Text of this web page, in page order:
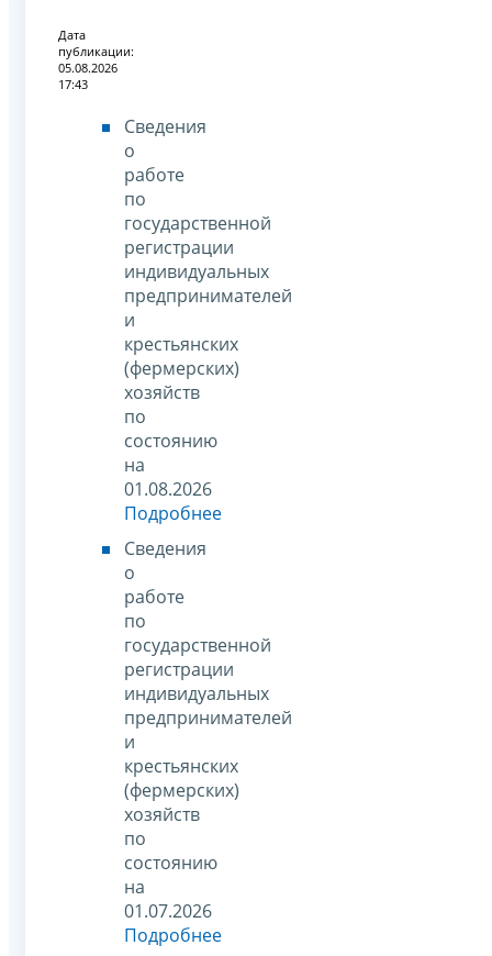
Дата
публикации:
05.08.2026
17:43
Сведения
о
работе
по
государственной
регистрации
индивидуальных
предпринимателей
и
крестьянских
(фермерских)
хозяйств
по
состоянию
на
01.08.2026
Подробнее
Сведения
о
работе
по
государственной
регистрации
индивидуальных
предпринимателей
и
крестьянских
(фермерских)
хозяйств
по
состоянию
на
01.07.2026
Подробнее